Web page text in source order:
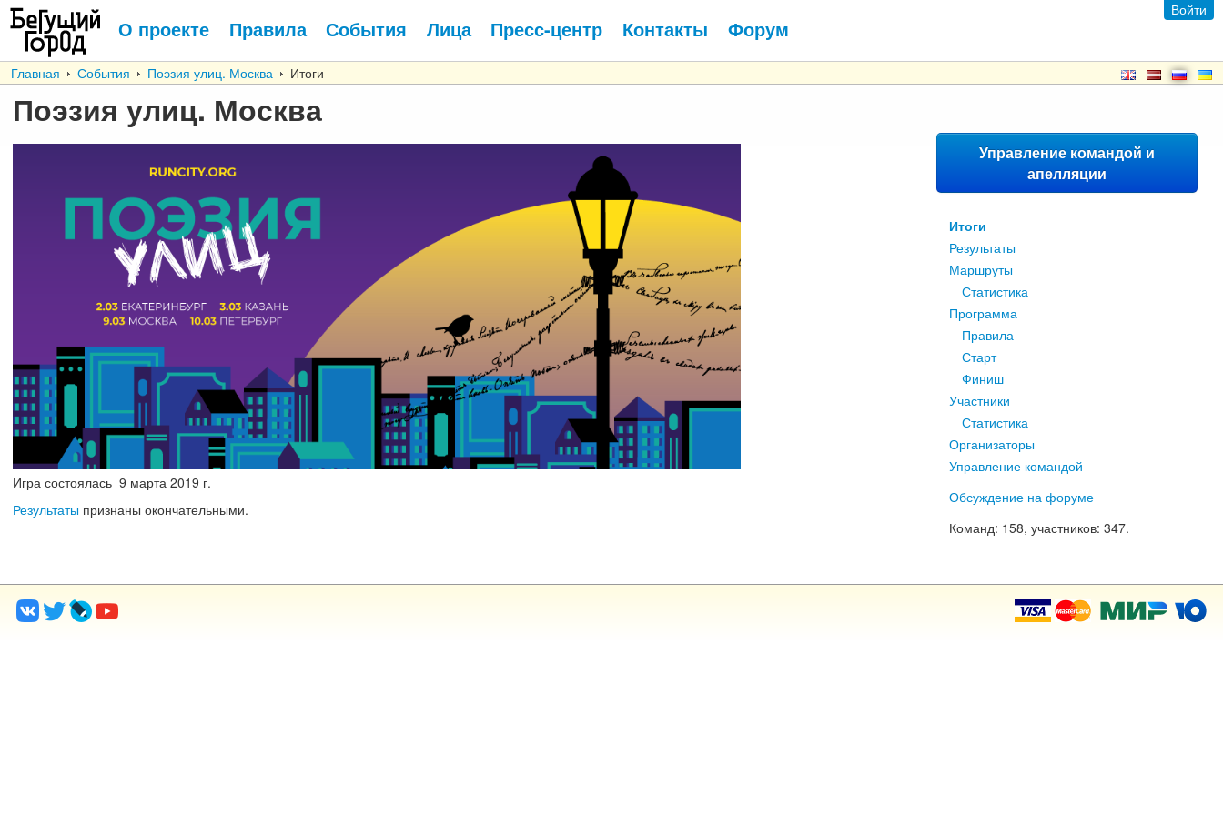
Войти
О проекте Правила События Лица Пресс-центр Контакты Форум
Главная События Поэзия улиц. Москва Итоги
Поэзия улиц. Москва
Управление командой и
апелляции
Итоги
Результаты
Маршруты
Статистика
Программа
Правила
Старт
Финиш
Участники
Статистика
Организаторы
Управление командой
Обсуждение на форуме
Команд: 158, участников: 347.
Игра состоялась 9 марта 2019 г.
Результаты признаны окончательными.